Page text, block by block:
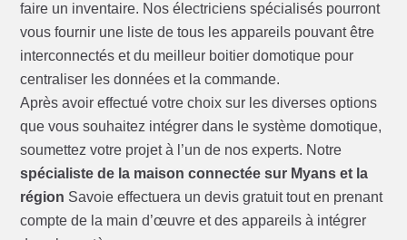
faire un inventaire. Nos électriciens spécialisés pourront
vous fournir une liste de tous les appareils pouvant être
interconnectés et du meilleur boitier domotique pour
centraliser les données et la commande.
Après avoir effectué votre choix sur les diverses options
que vous souhaitez intégrer dans le système domotique,
soumettez votre projet à l’un de nos experts. Notre
spécialiste de la maison connectée sur Myans et la
région Savoie effectuera un devis gratuit tout en prenant
compte de la main d’œuvre et des appareils à intégrer